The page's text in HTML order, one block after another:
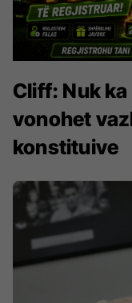
Cliff: Nuk
vonohet
konstituive